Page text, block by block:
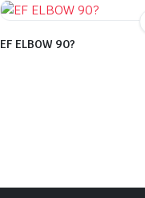
EF ELBOW 90?